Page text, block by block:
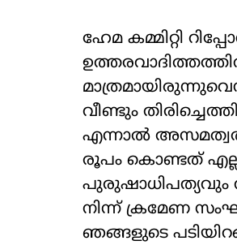
ഹേമ കമ്മിറ്റി
വീണ്ടും
എന്നാല്‍
രൂപം കൊണ്ടത്
പുരുഷാധിപത്യവും
നിന്ന് ക്രമേണ
ഞങ്ങളുടെ